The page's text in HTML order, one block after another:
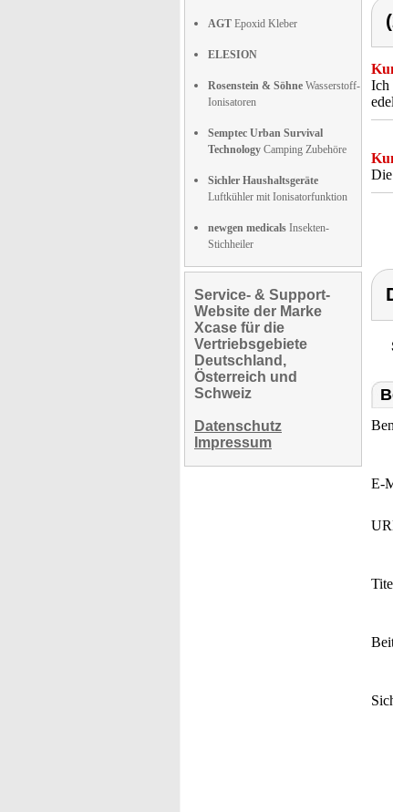
AGT Epoxid Kleber
ELESION
Rosenstein & Söhne Wasserstoff-
Ionisatoren
Semptec Urban Survival
Technology Camping Zubehöre
Sichler Haushaltsgeräte
Luftkühler mit Ionisatorfunktion
newgen medicals Insekten-
Stichheiler
Service- & Support-
Website der Marke
Xcase für die
Vertriebsgebiete
Deutschland,
Österreich und
Schweiz
Datenschutz
Impressum
Ich
Die
E-